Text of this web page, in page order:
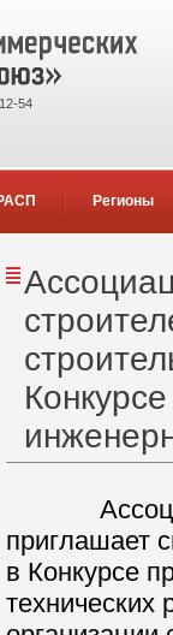
54
Регионы
приглашает
в Конкурсе
технических